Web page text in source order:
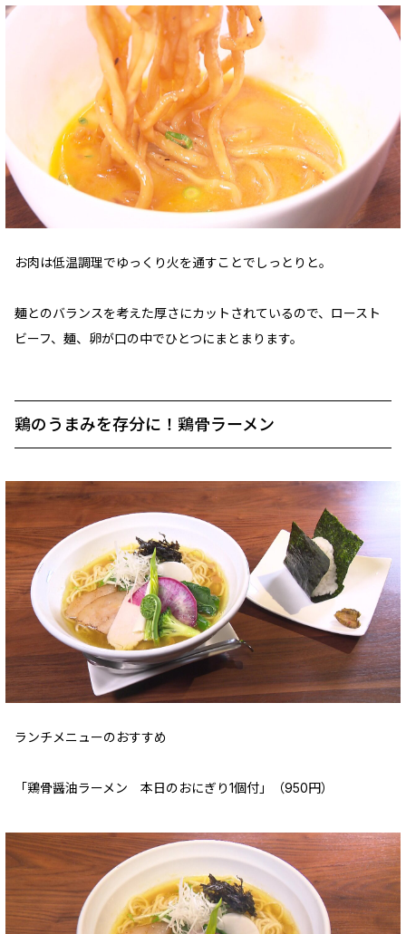
お肉は低温調理でゆっくり火を通すことでしっとりと。
麺とのバランスを考えた厚さにカットされているので、ロースト
ビーフ、麺、卵が口の中でひとつにまとまります。
鶏のうまみを存分に！鶏骨ラーメン
ランチメニューのおすすめ
「鶏骨醤油ラーメン 本日のおにぎり1個付」（950円）